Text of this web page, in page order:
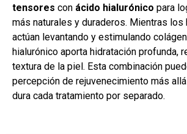
tensores con ácido hialurónico para
más naturales y duraderos. Mientras
actúan levantando y estimulando
hialurónico aporta hidratación profunda,
textura de la piel. Esta combinación
percepción de rejuvenecimiento más
dura cada tratamiento por separado.